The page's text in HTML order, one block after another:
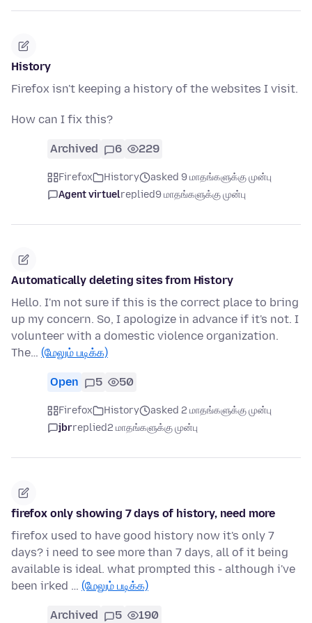
History
Firefox isn't keeping a history of the websites I visit.
How can I fix this?
Archived 6 229
Firefox History
asked 9 மாதங்களுக்கு முன்பு
Agent virtuelreplied9 மாதங்களுக்கு முன்பு
Automatically deleting sites from History
Hello. I'm not sure if this is the correct place to bring
up my concern. So, I apologize in advance if it's not. I
volunteer with a domestic violence organization.
The… (மேலும் படிக்க)
Open 5 50
Firefox History
asked 2 மாதங்களுக்கு முன்பு
jbrreplied2 மாதங்களுக்கு முன்பு
firefox only showing 7 days of history, need more
firefox used to have good history now it's only 7
days? i need to see more than 7 days, all of it being
available is ideal. what prompted this - although i've
been irked … (மேலும் படிக்க)
Archived 5 190